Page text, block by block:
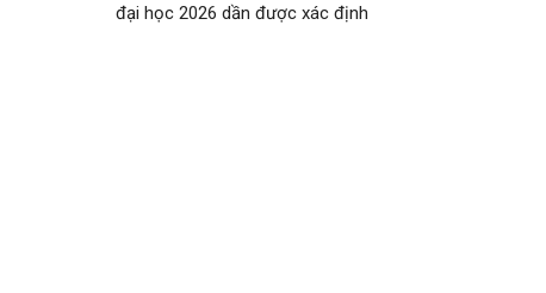
đại học 2026 dần được xác định